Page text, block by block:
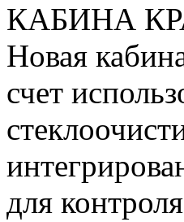
КАБИНА
Новая
счет
для